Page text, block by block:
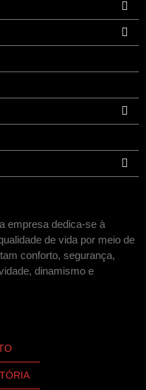
empresa dedica-se à
de vida por meio de
conforto, segurança,
dinamismo e